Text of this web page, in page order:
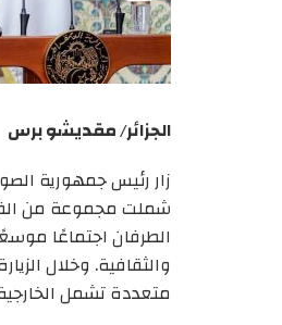
الجزائر/ مقديشو برس
شملت مجموعة من
الطرفان اجتماعًا
والثقافية. وخلال
متعددة تشمل